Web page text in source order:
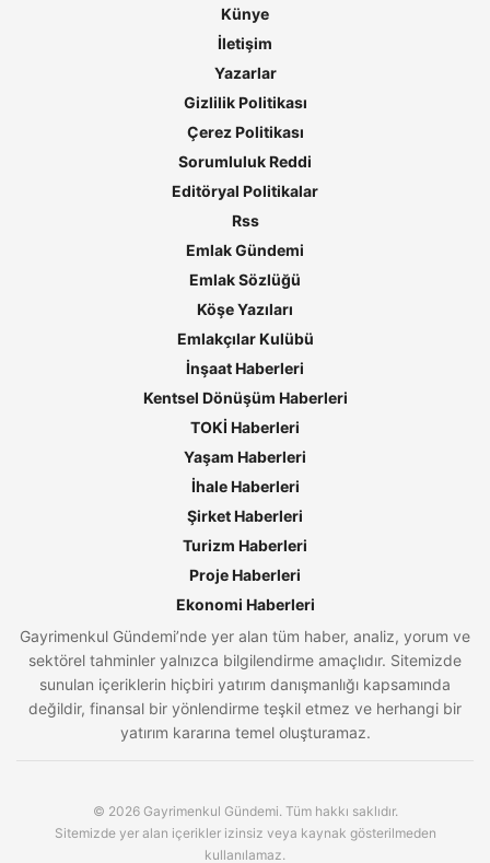
Künye
İletişim
Yazarlar
Gizlilik Politikası
Çerez Politikası
Sorumluluk Reddi
Editöryal Politikalar
Rss
Emlak Gündemi
Emlak Sözlüğü
Köşe Yazıları
Emlakçılar Kulübü
İnşaat Haberleri
Kentsel Dönüşüm Haberleri
TOKİ Haberleri
Yaşam Haberleri
İhale Haberleri
Şirket Haberleri
Turizm Haberleri
Proje Haberleri
Ekonomi Haberleri
Gayrimenkul Gündemi’nde yer alan tüm haber, analiz, yorum ve
sektörel tahminler yalnızca bilgilendirme amaçlıdır. Sitemizde
sunulan içeriklerin hiçbiri yatırım danışmanlığı kapsamında
değildir, finansal bir yönlendirme teşkil etmez ve herhangi bir
yatırım kararına temel oluşturamaz.
© 2026 Gayrimenkul Gündemi. Tüm hakkı saklıdır.
Sitemizde yer alan içerikler izinsiz veya kaynak gösterilmeden
kullanılamaz.